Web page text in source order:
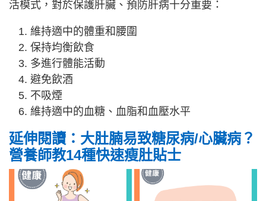
活模式，對於保護肝臟、預防肝病十分重要：
維持適中的體重和腰圍
保持均衡飲食
多進行體能活動
避免飲酒
不吸煙
維持適中的血糖、血脂和血壓水平
延伸閱讀：大肚腩易致糖尿病/心臟病？
營養師教14種快速瘦肚貼士